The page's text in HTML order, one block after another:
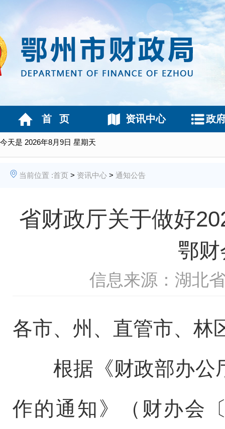
今天是 2026年8月9日 星期天
首 页 资讯中心 政
当前位置 :首页 > 资讯中心 > 通知公告
省财政厅关于做好
鄂
信息来源：湖北
各市、州、直管市、林
根据《财政部办公
作的通知》（财办会